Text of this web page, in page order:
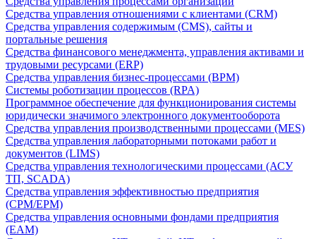
Средства управления отношениями с клиентами (CRM)
Средства управления содержимым (CMS), сайты и
портальные решения
Средства финансового менеджмента, управления активами и
трудовыми ресурсами (ERP)
Средства управления бизнес-процессами (BPM)
Системы роботизации процессов (RPA)
Программное обеспечение для функционирования системы
юридически значимого электронного документооборота
Средства управления производственными процессами (MES)
Средства управления лабораторными потоками работ и
документов (LIMS)
Средства управления технологическими процессами (АСУ
ТП, SCADA)
Средства управления эффективностью предприятия
(CPM/EPM)
Средства управления основными фондами предприятия
(EAM)